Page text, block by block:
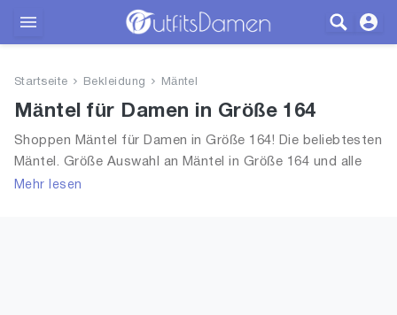
Bekleidung
Wäsche
Schuhe
Startseite Bekleidung Mäntel
Mäntel für Damen in Größe 164
Shoppen Mäntel für Damen in Größe 164! Die beliebtesten
Mäntel. Größe Auswahl an Mäntel in Größe 164 und alle
Trends aus 2026 für Frauen!
Mehr lesen